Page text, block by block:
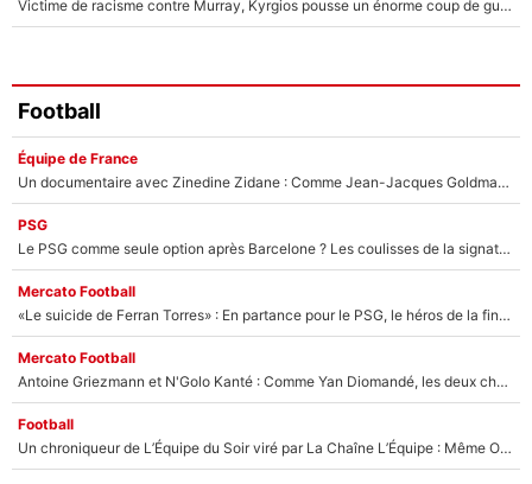
Victime de racisme contre Murray, Kyrgios pousse un énorme coup de gueule !
Football
Équipe de France
Un documentaire avec Zinedine Zidane : Comme Jean-Jacques Goldman et Mylène Farmer, le nouveau sélectionneur de l'équipe de France a recalé une journaliste très connue
PSG
Le PSG comme seule option après Barcelone ? Les coulisses de la signature historique de Lionel Messi sont révélées au grand jour !
Mercato Football
«Le suicide de Ferran Torres» : En partance pour le PSG, le héros de la finale de la Coupe du monde s'attire les foudres de la presse espagnole !
Mercato Football
Antoine Griezmann et N'Golo Kanté : Comme Yan Diomandé, les deux champions du monde ont refusé de signer au PSG !
Football
Un chroniqueur de L’Équipe du Soir viré par La Chaîne L’Équipe : Même Olivier Ménard n’avait pas pu empêcher son départ, «je l’ai appris sur Twitter, je l’ai vécu assez mal»